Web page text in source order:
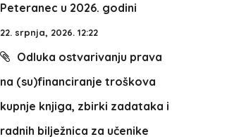
Peteranec u 2026. godini
22. srpnja, 2026. 12:22
Odluka ostvarivanju prava
na (su)financiranje troškova
kupnje knjiga, zbirki zadataka i
radnih bilježnica za učenike